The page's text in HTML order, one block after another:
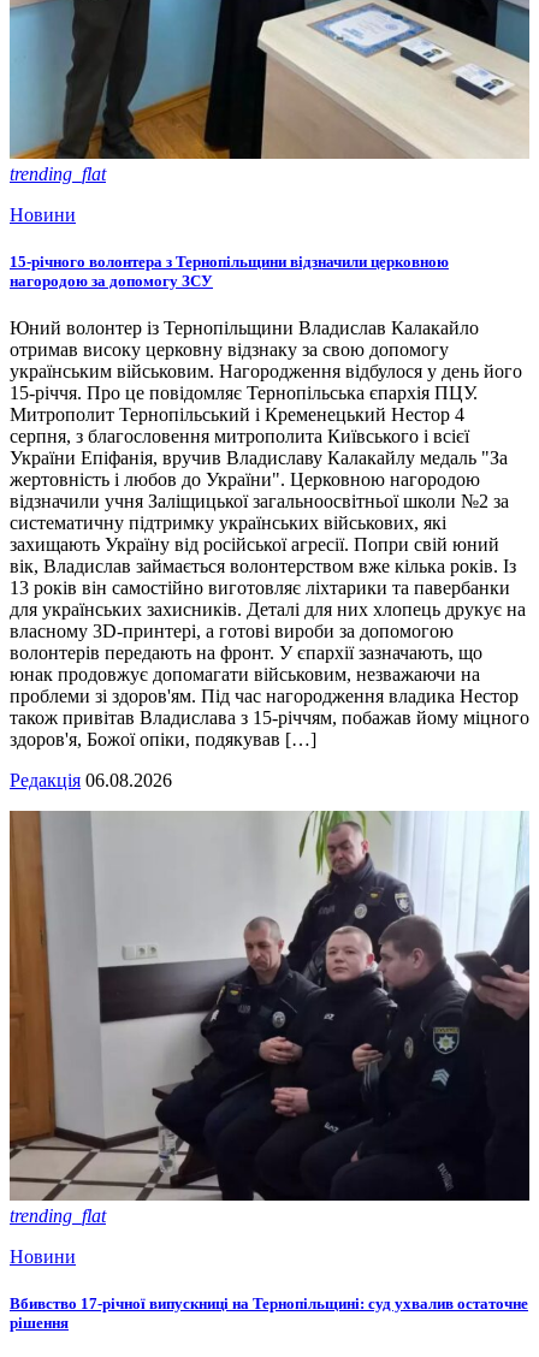
trending_flat
Новини
15-річного волонтера з Тернопільщини відзначили церковною
нагородою за допомогу ЗСУ
Юний волонтер із Тернопільщини Владислав Калакайло
отримав високу церковну відзнаку за свою допомогу
українським військовим. Нагородження відбулося у день його
15-річчя. Про це повідомляє Тернопільська єпархія ПЦУ.
Митрополит Тернопільський і Кременецький Нестор 4
серпня, з благословення митрополита Київського і всієї
України Епіфанія, вручив Владиславу Калакайлу медаль "За
жертовність і любов до України". Церковною нагородою
відзначили учня Заліщицької загальноосвітньої школи №2 за
систематичну підтримку українських військових, які
захищають Україну від російської агресії. Попри свій юний
вік, Владислав займається волонтерством вже кілька років. Із
13 років він самостійно виготовляє ліхтарики та павербанки
для українських захисників. Деталі для них хлопець друкує на
власному 3D-принтері, а готові вироби за допомогою
волонтерів передають на фронт. У єпархії зазначають, що
юнак продовжує допомагати військовим, незважаючи на
проблеми зі здоров'ям. Під час нагородження владика Нестор
також привітав Владислава з 15-річчям, побажав йому міцного
здоров'я, Божої опіки, подякував […]
Редакція 06.08.2026
trending_flat
Новини
Вбивство 17-річної випускниці на Тернопільщині: суд ухвалив остаточне
рішення